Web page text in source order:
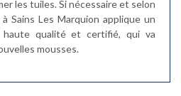
les tuiles. Si nécessaire et selon
Sains Les Marquion applique un
haute qualité et certifié, qui va
mousses.